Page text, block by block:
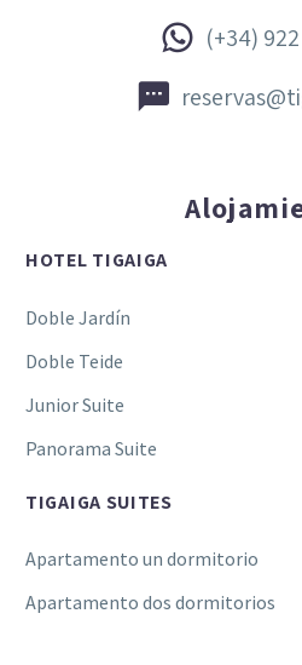

 (+34)


HOTEL TIGAIGA
Doble Jardín
Doble Teide
Junior Suite
Panorama Suite
TIGAIGA SUITES
Apartamento un dormitorio
Apartamento dos dormitorios